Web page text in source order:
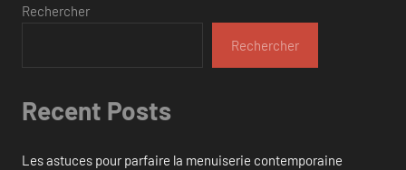
Rechercher
Rechercher
Recent Posts
Les astuces pour parfaire la menuiserie contemporaine